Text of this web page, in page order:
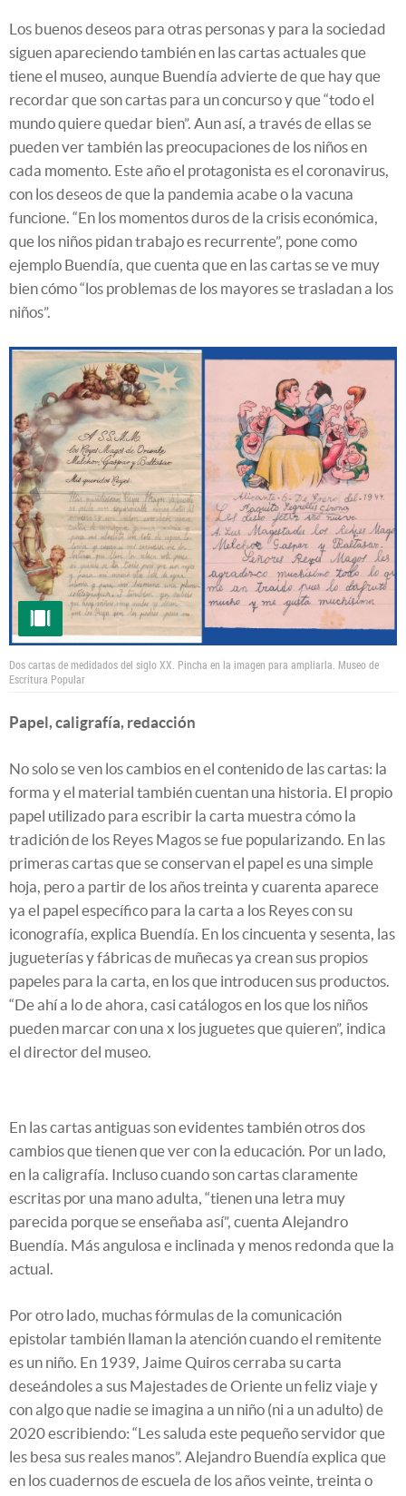
Los buenos deseos para otras personas y para la sociedad
siguen apareciendo también en las cartas actuales que
tiene el museo, aunque Buendía advierte de que hay que
recordar que son cartas para un concurso y que “todo el
mundo quiere quedar bien”. Aun así, a través de ellas se
pueden ver también las preocupaciones de los niños en
cada momento. Este año el protagonista es el coronavirus,
con los deseos de que la pandemia acabe o la vacuna
funcione. “En los momentos duros de la crisis económica,
que los niños pidan trabajo es recurrente”, pone como
ejemplo Buendía, que cuenta que en las cartas se ve muy
bien cómo “los problemas de los mayores se trasladan a los
niños”.
Dos cartas de medidados del siglo XX. Pincha en la imagen para ampliarla. Museo de
Escritura Popular
Papel, caligrafía, redacción
No solo se ven los cambios en el contenido de las cartas: la
forma y el material también cuentan una historia. El propio
papel utilizado para escribir la carta muestra cómo la
tradición de los Reyes Magos se fue popularizando. En las
primeras cartas que se conservan el papel es una simple
hoja, pero a partir de los años treinta y cuarenta aparece
ya el papel específico para la carta a los Reyes con su
iconografía, explica Buendía. En los cincuenta y sesenta, las
jugueterías y fábricas de muñecas ya crean sus propios
papeles para la carta, en los que introducen sus productos.
“De ahí a lo de ahora, casi catálogos en los que los niños
pueden marcar con una x los juguetes que quieren”, indica
el director del museo.
En las cartas antiguas son evidentes también otros dos
cambios que tienen que ver con la educación. Por un lado,
en la caligrafía. Incluso cuando son cartas claramente
escritas por una mano adulta, “tienen una letra muy
parecida porque se enseñaba así”, cuenta Alejandro
Buendía. Más angulosa e inclinada y menos redonda que la
actual.
Por otro lado, muchas fórmulas de la comunicación
epistolar también llaman la atención cuando el remitente
es un niño. En 1939, Jaime Quiros cerraba su carta
deseándoles a sus Majestades de Oriente un feliz viaje y
con algo que nadie se imagina a un niño (ni a un adulto) de
2020 escribiendo: “Les saluda este pequeño servidor que
les besa sus reales manos”. Alejandro Buendía explica que
en los cuadernos de escuela de los años veinte, treinta o